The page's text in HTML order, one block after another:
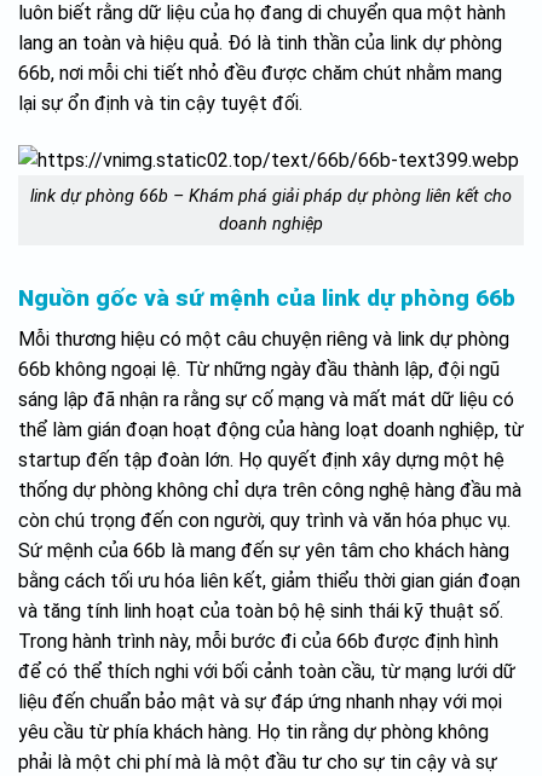
luôn biết rằng dữ liệu của họ đang di chuyển qua một hành
lang an toàn và hiệu quả. Đó là tinh thần của link dự phòng
66b, nơi mỗi chi tiết nhỏ đều được chăm chút nhằm mang
lại sự ổn định và tin cậy tuyệt đối.
link dự phòng 66b – Khám phá giải pháp dự phòng liên kết cho
doanh nghiệp
Nguồn gốc và sứ mệnh của link dự phòng 66b
Mỗi thương hiệu có một câu chuyện riêng và link dự phòng
66b không ngoại lệ. Từ những ngày đầu thành lập, đội ngũ
sáng lập đã nhận ra rằng sự cố mạng và mất mát dữ liệu có
thể làm gián đoạn hoạt động của hàng loạt doanh nghiệp, từ
startup đến tập đoàn lớn. Họ quyết định xây dựng một hệ
thống dự phòng không chỉ dựa trên công nghệ hàng đầu mà
còn chú trọng đến con người, quy trình và văn hóa phục vụ.
Sứ mệnh của 66b là mang đến sự yên tâm cho khách hàng
bằng cách tối ưu hóa liên kết, giảm thiểu thời gian gián đoạn
và tăng tính linh hoạt của toàn bộ hệ sinh thái kỹ thuật số.
Trong hành trình này, mỗi bước đi của 66b được định hình
để có thể thích nghi với bối cảnh toàn cầu, từ mạng lưới dữ
liệu đến chuẩn bảo mật và sự đáp ứng nhanh nhạy với mọi
yêu cầu từ phía khách hàng. Họ tin rằng dự phòng không
phải là một chi phí mà là một đầu tư cho sự tin cậy và sự